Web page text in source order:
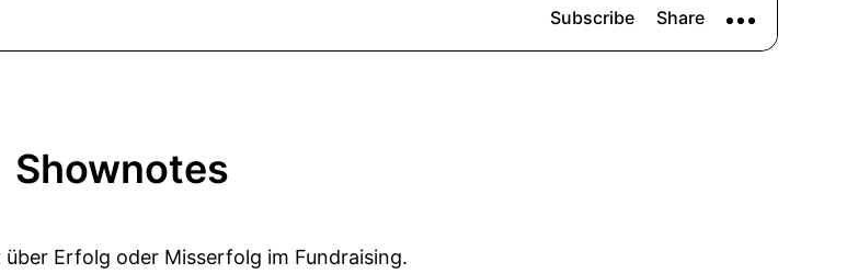
Shownotes
Erfolg oder Misserfolg im Fundraising.